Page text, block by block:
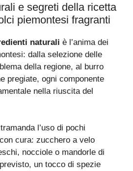
e segreti della ricetta
piemontesi fragranti
naturali è l’anima dei
dalla selezione delle
della regione, al burro
pregiate, ogni componente
nella riuscita del
l’uso di pochi
cura: zucchero a velo
nocciole o mandorle di
un tocco di spezie